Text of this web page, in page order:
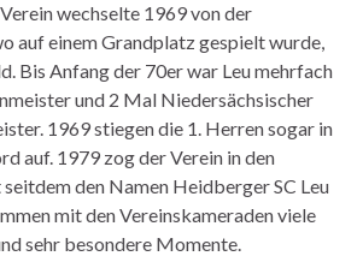
wechselte 1969 von der
auf einem Grandplatz gespielt wurde,
Bis Anfang der 70er war Leu mehrfach
und 2 Mal Niedersächsischer
1969 stiegen die 1. Herren sogar in
auf. 1979 zog der Verein in den
den Namen Heidberger SC Leu
mit den Vereinskameraden viele
sehr besondere Momente.